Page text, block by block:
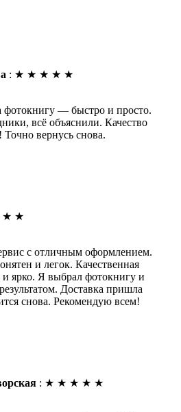
: ★ ★ ★ ★ ★
фотокнигу — быстро и просто.
всё объяснили. Качество
Точно вернусь снова.
★ ★
с отличным оформлением.
и легок. Качественная
и ярко. Я выбрал фотокнигу и
Доставка пришла
снова. Рекомендую всем!
: ★ ★ ★ ★ ★